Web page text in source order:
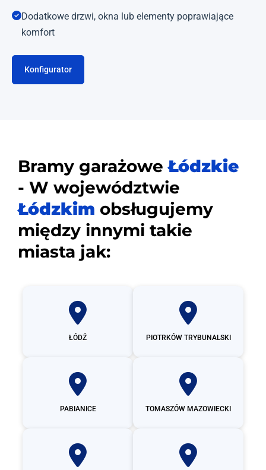
Dodatkowe drzwi, okna lub elementy poprawiające
komfort
Konfigurator
Bramy garażoweŁódzkie
- W województwie
Łódzkim obsługujemy
między innymi takie
miasta jak:
ŁÓDŹ PIOTRKÓW TRYBUNALSKI
PABIANICE TOMASZÓW MAZOWIECKI